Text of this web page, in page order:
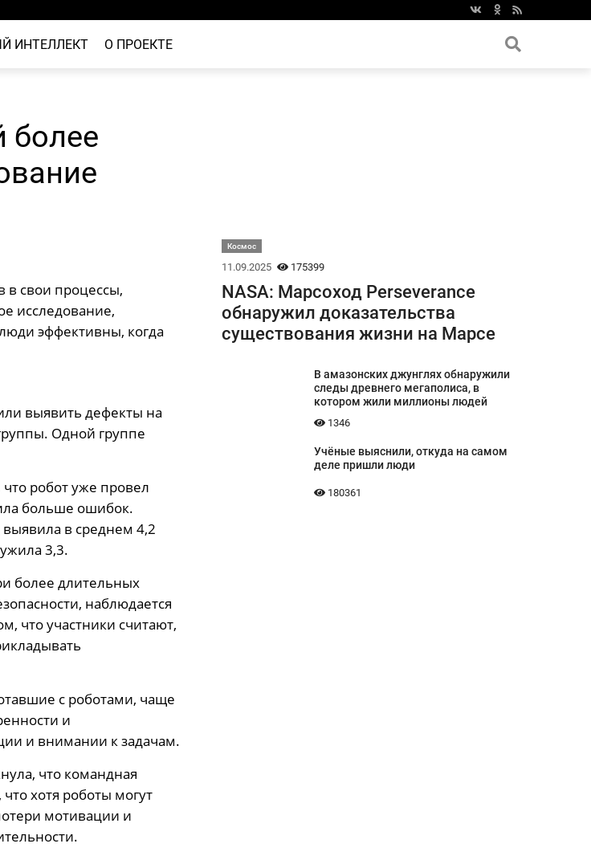
ИНТЕЛЛЕКТ О ПРОЕКТЕ
более
свои процессы,
исследование,
эффективны, когда
выявить дефекты на
Одной группе
робот уже провел
больше ошибок.
в среднем 4,2
3,3.
более длительных
наблюдается
что участники считают,
с роботами, чаще
и
и внимании к задачам.
что командная
хотя роботы могут
мотивации и
Космос
11.09.2025 175399
NASA: Марсоход Perseverance
обнаружил доказательства
существования жизни на Марсе
В амазонских джунглях обнаружили
следы древнего мегаполиса, в
котором жили миллионы людей
1346
Учёные выяснили, откуда на самом
деле пришли люди
180361